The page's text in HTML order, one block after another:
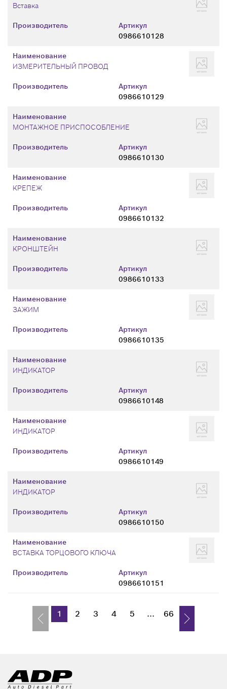
Производитель
Артикул
0986610128
Вставка
Производитель
Артикул
0986610129
Наименование
ИЗМЕРИТЕЛЬНЫЙ ПРОВОД
Производитель
Артикул
0986610130
Наименование
МОНТАЖНОЕ ПРИСПОСОБЛЕНИЕ
Производитель
Артикул
0986610132
Наименование
КРЕПЕЖ
Производитель
Артикул
0986610133
Наименование
КРОНШТЕЙН
Производитель
Артикул
0986610135
Наименование
ЗАЖИМ
Производитель
Артикул
0986610148
Наименование
ИНДИКАТОР
Производитель
Артикул
0986610149
Наименование
ИНДИКАТОР
Производитель
Артикул
0986610150
Наименование
ИНДИКАТОР
Производитель
Артикул
0986610151
Наименование
ВСТАВКА ТОРЦОВОГО КЛЮЧА
1 2 3 4 5 ... 66